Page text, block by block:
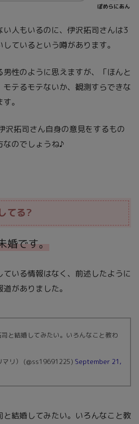
ぽめらにあん
い人もいるのに、伊沢拓司さんは3
ているという噂があります。
性のように思えますが、「ほんと
モテるモテないか、観測すらできな
。
沢拓司さん自身の意見をするもの
なのでしょうね♪
てる?
です。
いる情報はなく、前述したように
がありました。
と結婚してみたい。いろんなこと教わ
リ） (@ss19691225) September 21,
と結婚してみたい。いろんなこと教